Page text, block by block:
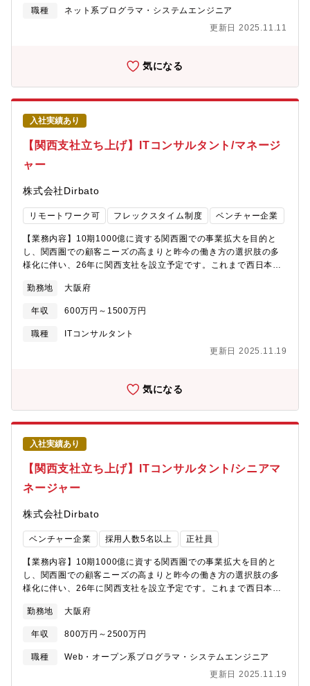
管理と活用を支援し、働き方の改善や生産性向上、DXの推進に貢
た領域でお客様や市場に頼られ、無くてはならない存在となるこ
を通じて社会や顧客に価値を提供し、自分たちのチームも幸せに
していくことに共感できる方を求めています。また、同社は自社
サービスを開発しているため、自分たちで開発・構築したサービ
スを長期的に改善し続けることができます。QAエンジニアとし
て、モダンな技術や品質向上に必要な知識を、指示を待つのでは
なく主体的にキャッチアップし、技術を深く突き詰めていただけ
る方を求めています。▼キャリア面現在のチームは若手メンバー
が多く、リーダー育成やメンバーそれぞれが役割を超えて貢献で
きる体制を目指しています。そのため、リーダーシップを発揮
います。【このポジションの魅力】◎同社の製品は、大企業を中
心に約7000社のお客様にご利用いただいている大規模なサービス
です。毎日多くのお客様に問題なくサービスを利用していただく
エンジニアは、単なるテスト業務に留まらず、開発プロセス全体
の改善に貢献しています。開発チームに対し、多角的な視点から
フィードバックを提供する重要な役割を担っています。また、他
セクションのエンジニアと協力する体制や、上流工程から関与す
環境も整っています。＜参考記事＞エンジニアブログ：CLOMO開
systems.com/entry/2024/12/24/introduce-clomo-mdm-dev-
2024エンジニアブログ：品質とは誰かにとっての価値である
職種
ネット系プログラマ・システムエンジニア
更新日 2025.11.11
気になる
入社実績あり
【関西支社立ち上げ】ITコンサルタント/マネージ
ャー
株式会社Dirbato
リモートワーク可 フレックスタイム制度 ベンチャー企業
【業務内容】10期1000億に資する関西圏での事業拡大を目的と
し、関西圏での顧客ニーズの高まりと昨今の働き方の選択肢の多
様化に伴い、26年に関西支社を設立予定です。これまで西日本の
流れが顕著となり関西拠点にてハンズオン支援できる体制を確立
するために支社を立ち上げます。東京本社同様に各業界大手顧客
を中心に、下記のようなプロジェクトにおいてプロジェクトメン
バーとして、一部領域のリードデリバリーをご担当いただきま
す。・IT戦略立案/IT中長期ロードマップ策定・全社クラウド基盤
企画構想・業務/組織/システムの現状分析/RPA選定/導入/実装・プ
ライベート/パブリッククラウド導入・AI活用による業務効率化/業
務再構築・IoTを活用したデジタルワークスタイル変革案企画・
Disruptive Technologyを活用した新規事業の立案/推進 等※
インフラ案件も多く取り扱っております。【業界例】・製造イン
ダストリー：自動車、総合電機、重工、工作機械等・金融インダ
ストリー：中央銀行、生命保険、ネット生命保険、損害保険、ネ
ット銀行、証券、ネット証券、等・通信インダストリー：通信キ
ャリア、IT等・小売インダストリー：百貨店、化粧品、等※上記
カンパニーが当社クライアントとなります。【ポジションの魅
力】★大手企業からのプライム案件も多く、上流工程の経験値を
高められます。★コンサル業界最速となる5期売上160億円達成の
な目：20~30時間程度とWLBも整えやすい企業です。★インキュ
ベーション事業（新規事業開発）にも力を入れており、コンサル×
事業開発のハイブリットキャリアを形成することができます。
勤務地 大阪府
年収 600万円～1500万円
職種
ITコンサルタント
更新日 2025.11.19
気になる
入社実績あり
【関西支社立ち上げ】ITコンサルタント/シニアマ
ネージャー
株式会社Dirbato
ベンチャー企業 採用人数5名以上 正社員
【業務内容】10期1000億に資する関西圏での事業拡大を目的と
し、関西圏での顧客ニーズの高まりと昨今の働き方の選択肢の多
様化に伴い、26年に関西支社を設立予定です。これまで西日本の
流れが顕著となり関西拠点にてハンズオン支援できる体制を確立
するために支社を立ち上げます。経営幹部として、当社成長施策
策定から当社マネージャー～アナリスト層のキャリアマネジメン
ト、プロジェクト全体及びチームの品質担保、大手顧客（CxOク
リクルーティングなどを行っていただきます。【プロジェクト事
勤務地 大阪府
年収 800万円～2500万円
職種
Web・オープン系プログラマ・システムエンジニア
更新日 2025.11.19